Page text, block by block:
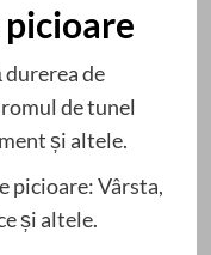
durerea de
de tunel
și altele.
picioare: Vârsta,
și altele.